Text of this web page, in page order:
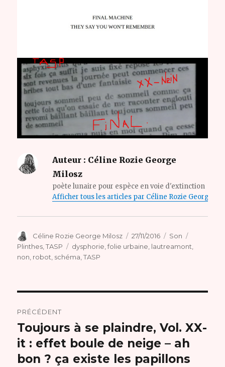
Auteur : Céline Rozie George
Milosz
poète lunaire pour espèce en voie d'extinction
Afficher tous les articles par Céline Rozie George
Auteur
Céline Rozie George Milosz
Publié
le
27/11/2016 Format
Son
Plinthes,TASP Étiquettes
dysphorie,folie urbaine, lautreamont,
non, robot, schéma,TASP
de
l’article
PRÉCÉDENT
Article
précédent :
Toujours à se plaindre, Vol. XX-
it : effet boule de neige – ah
bon ? ça existe les papillons